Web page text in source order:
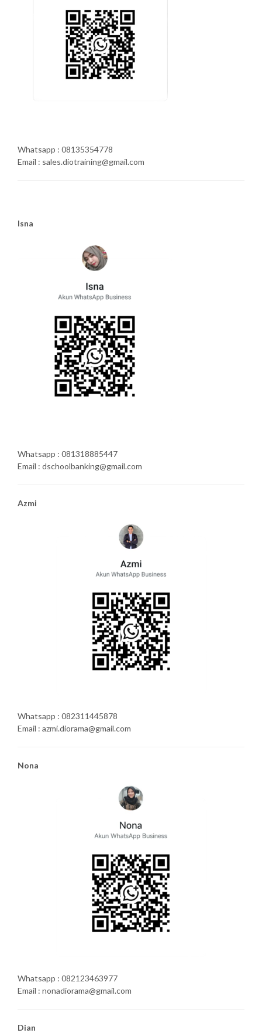
Whatsapp : 08135354778
Email : sales.diotraining@gmail.com
Isna
Whatsapp : 081318885447
Email : dschoolbanking@gmail.com
Azmi
Whatsapp : 082311445878
Email : azmi.diorama@gmail.com
Nona
Whatsapp : 082123463977
Email : nonadiorama@gmail.com
Dian